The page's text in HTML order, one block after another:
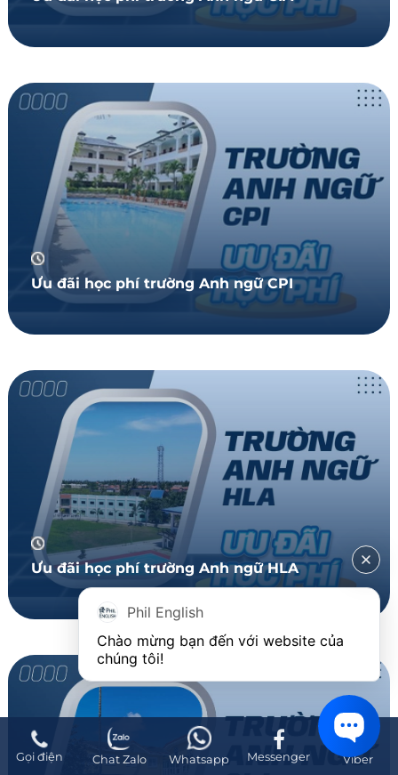
Ưu đãi học phí trường Anh ngữ CPI
Ưu đãi học phí trường Anh ngữ HLA
Gọi điện Chat Zalo Whatsapp Messenger Viber
Phil English
Chào mừng bạn đến với website của
chúng tôi!